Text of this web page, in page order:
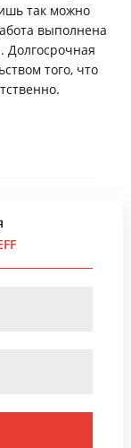
так можно
выполнена
Долгосрочная
того, что